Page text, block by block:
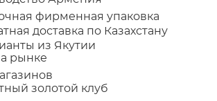
фирменная упаковка
доставка по Казахстану
из Якутии
рынке
золотой клуб